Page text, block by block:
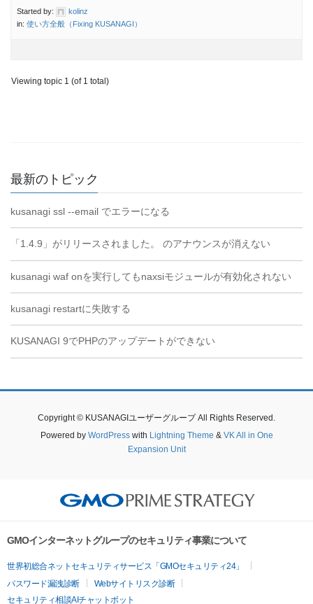
Started by:
kolinz
in: 使い方全般（Fixing KUSANAGI）
Viewing topic 1 (of 1 total)
最新のトピック
kusanagi ssl --email でエラーになる
「1.4.9」がリリースされました。 のアナウンスが消えない
kusanagi waf onを実行してもnaxsiモジュールが有効化されない
kusanagi restartに失敗する
KUSANAGI 9でPHPのアップデートができない
Copyright © KUSANAGIユーザーグループ All Rights Reserved.
Powered by WordPresswith Lightning Theme & VK All in One
Expansion Unit
GMOインターネットグループのセキュリティ事業について
世界初総合ネットセキュリティサービス「GMOセキュリティ24」
パスワード漏洩診断
Webサイトリスク診断
セキュリティ相談AIチャットボット